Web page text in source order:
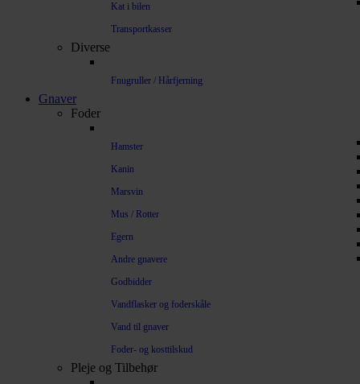
Kat i bilen
Transportkasser
Diverse
Fnugruller / Hårfjerning
Gnaver
Foder
Hamster
Kanin
Marsvin
Mus / Rotter
Egern
Andre gnavere
Godbidder
Vandflasker og foderskåle
Vand til gnaver
Foder- og kosttilskud
Pleje og Tilbehør